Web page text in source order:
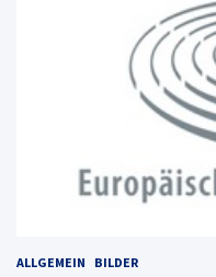
ALLGEMEIN BILDER